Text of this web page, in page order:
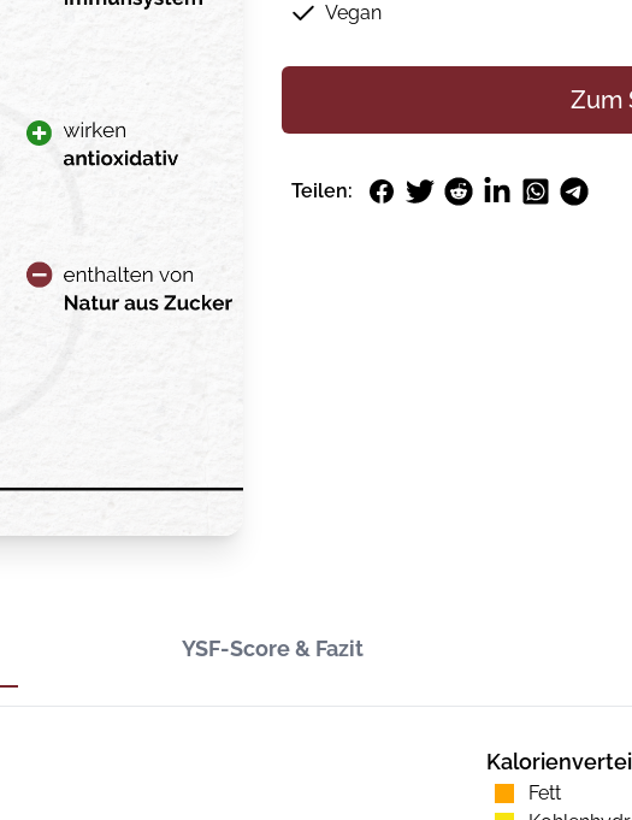
Vegan
Zum
Teilen: Facebook
TwitterRedditLinkedInWhatsApp
Telegram
YSF-Score & Fazit
Fett